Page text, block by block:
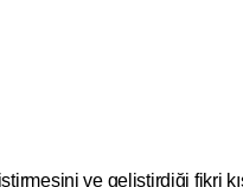
ve geliştirdiği fikri